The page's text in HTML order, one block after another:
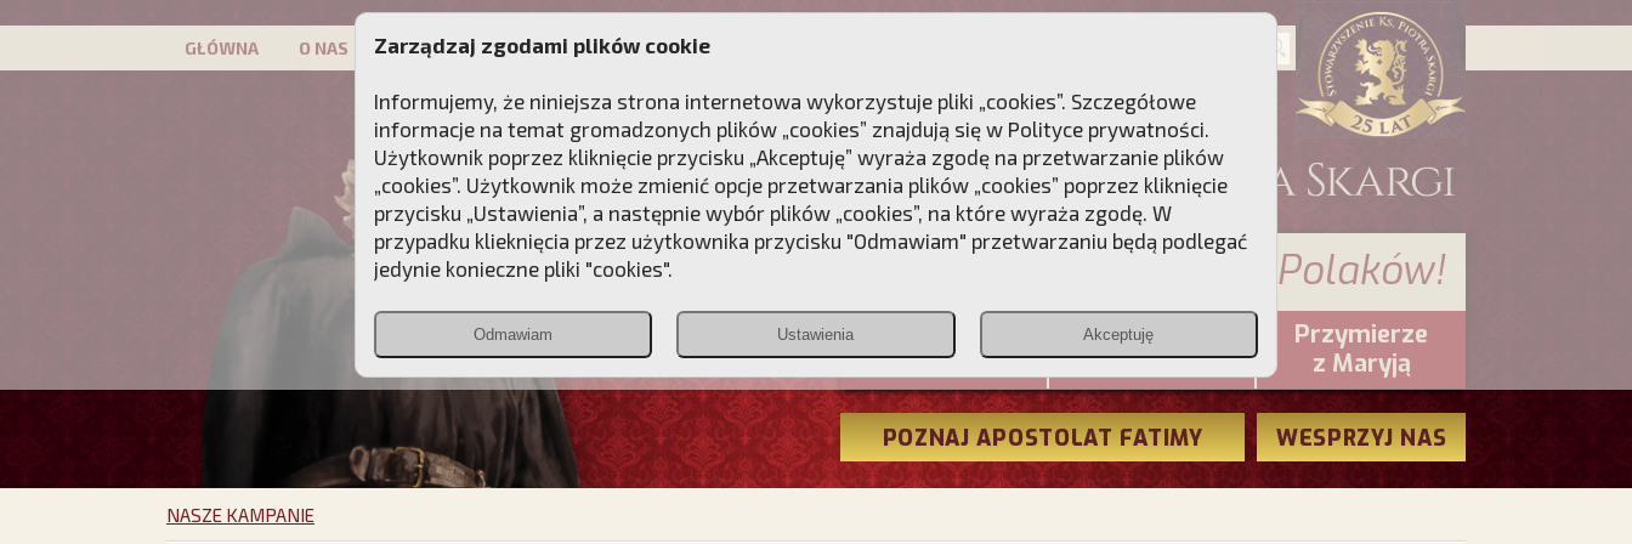
GŁÓWNA O NAS PATRON KAMPANIE DLA DUSZY
Przebudźmy sumienia Polaków!
Christiana
PCh24.pl
Przymierze
z Maryją
POZNAJ APOSTOLAT FATIMY WESPRZYJ NAS
NASZE KAMPANIE
Zarządzaj zgodami plików cookie
Informujemy, że niniejsza strona internetowa wykorzystuje pliki „cookies”. Szczegółowe
informacje na temat gromadzonych plików „cookies” znajdują się w Polityce prywatności.
Użytkownik poprzez kliknięcie przycisku „Akceptuję” wyraża zgodę na przetwarzanie plików
„cookies”. Użytkownik może zmienić opcje przetwarzania plików „cookies” poprzez kliknięcie
przycisku „Ustawienia”, a następnie wybór plików „cookies”, na które wyraża zgodę. W
przypadku klieknięcia przez użytkownika przycisku "Odmawiam" przetwarzaniu będą podlegać
jedynie konieczne pliki "cookies".
Odmawiam Ustawienia Akceptuję